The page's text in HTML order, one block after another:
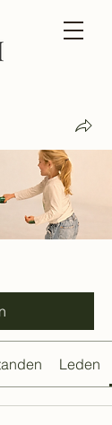
Leden